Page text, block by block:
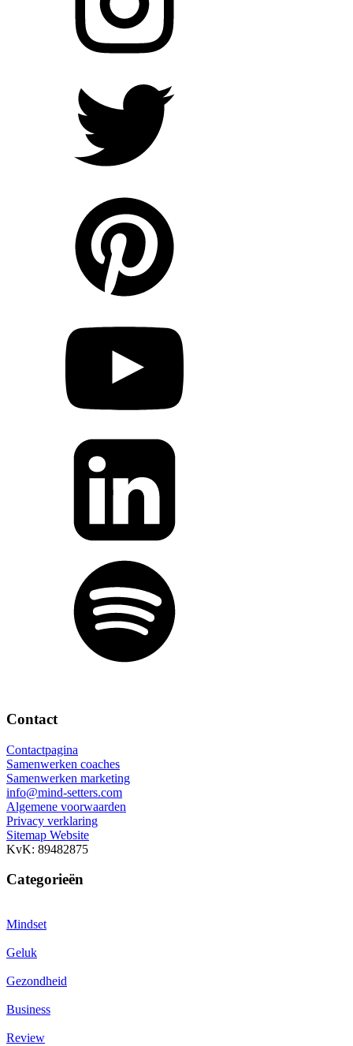
Contact
Contactpagina
Samenwerken coaches
Samenwerken marketing
info@mind-setters.com
Algemene voorwaarden
Privacy verklaring
Sitemap Website
KvK: 89482875
Categorieën
Mindset
Geluk
Gezondheid
Business
Review